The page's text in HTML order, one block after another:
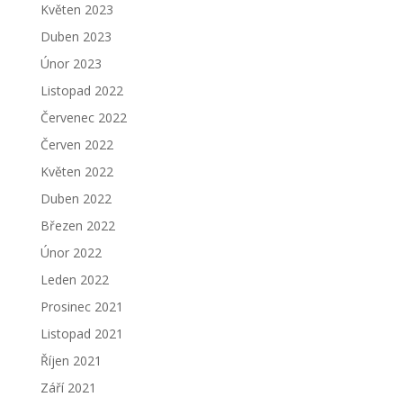
Květen 2023
Duben 2023
Únor 2023
Listopad 2022
Červenec 2022
Červen 2022
Květen 2022
Duben 2022
Březen 2022
Únor 2022
Leden 2022
Prosinec 2021
Listopad 2021
Říjen 2021
Září 2021